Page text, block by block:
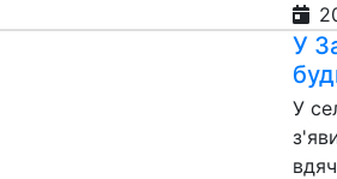
У
У